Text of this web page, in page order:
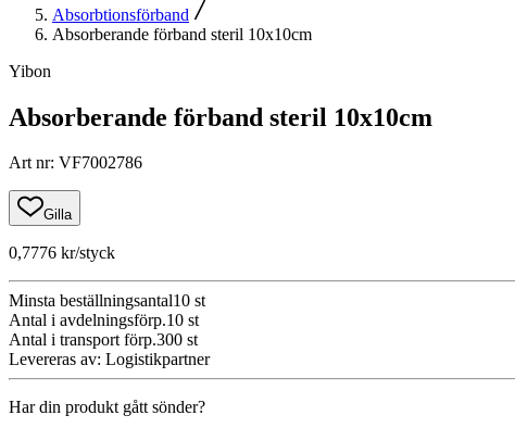
Absorbtionsförband
Absorberande förband steril 10x10cm
Yibon
Absorberande förband steril 10x10cm
Art nr: VF7002786
Gilla
0,7776 kr/styck
Minsta beställningsantal10 st
Antal i avdelningsförp.10 st
Antal i transport förp.300 st
Levereras av: Logistikpartner
Har din produkt gått sönder?